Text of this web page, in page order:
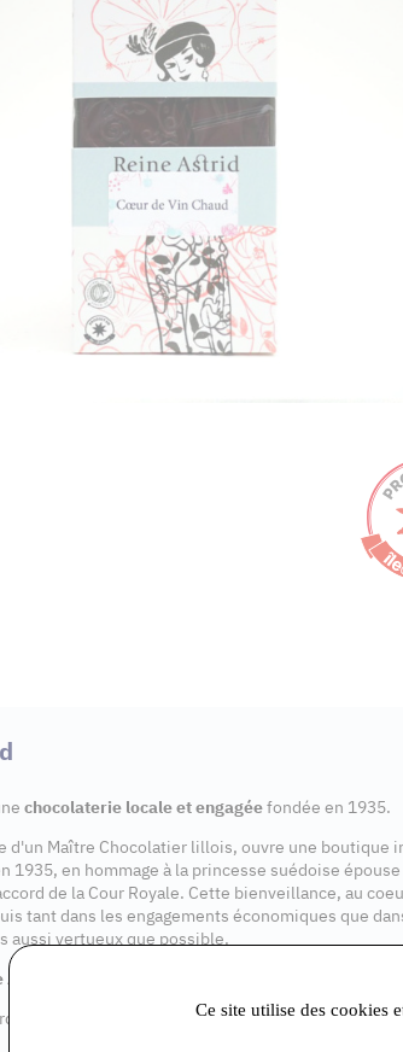
chocolaterie locale et engagéefondée en 1935.
d'un Maître Chocolatier lillois, ouvre une boutique
1935, en hommage à la princesse suédoise épouse
de la Cour Royale. Cette bienveillance, au
tant dans les engagements économiques que
aussi vertueux que possible.
Astrid
Aristide Briand, 91600 SavignyCe site utilise des cookies